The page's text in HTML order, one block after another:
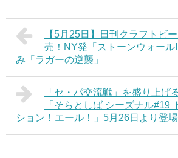
【5月25日】日刊クラフトビ
売！NY発「ストーンウォール
み「ラガーの逆襲」
「セ・パ交流戦」を盛り上げ
「そらとしば シーズナル#19
ション！エール！」5月26日より登場